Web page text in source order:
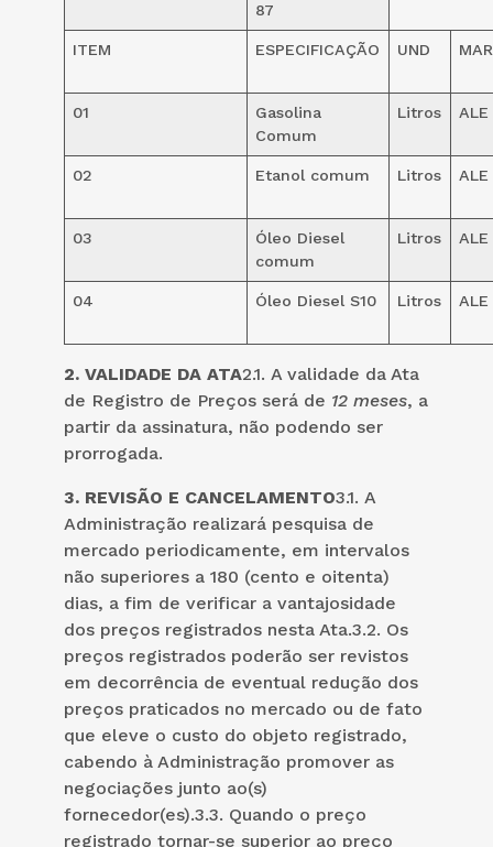
87
ITEM ESPECIFICAÇÃO UND
01
Gasolina
Comum
Litros ALE
02 Etanol comum Litros ALE
03
Óleo Diesel
comum
Litros ALE
04 Óleo Diesel S10 Litros ALE
2. VALIDADE DA ATA2.1. A validade da Ata
de Registro de Preços será de 12 meses, a
partir da assinatura, não podendo ser
prorrogada.
3. REVISÃO E CANCELAMENTO3.1. A
Administração realizará pesquisa de
mercado periodicamente, em intervalos
não superiores a 180 (cento e oitenta)
dias, a fim de verificar a vantajosidade
dos preços registrados nesta Ata.3.2. Os
preços registrados poderão ser revistos
em decorrência de eventual redução dos
preços praticados no mercado ou de fato
que eleve o custo do objeto registrado,
cabendo à Administração promover as
negociações junto ao(s)
fornecedor(es).3.3. Quando o preço
registrado tornar-se superior ao preço